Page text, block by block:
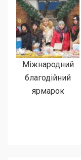
Міжнародний
благодійний
ярмарок